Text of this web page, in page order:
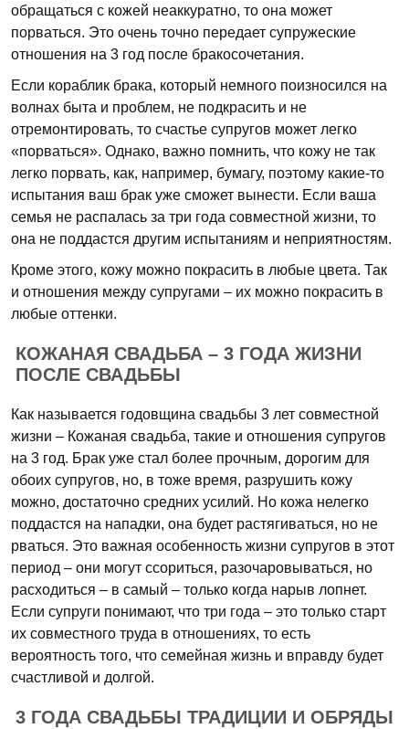
обращаться с кожей неаккуратно, то она может
порваться. Это очень точно передает супружеские
отношения на 3 год после бракосочетания.
Если кораблик брака, который немного поизносился на
волнах быта и проблем, не подкрасить и не
отремонтировать, то счастье супругов может легко
«порваться». Однако, важно помнить, что кожу не так
легко порвать, как, например, бумагу, поэтому какие-то
испытания ваш брак уже сможет вынести. Если ваша
семья не распалась за три года совместной жизни, то
она не поддастся другим испытаниям и неприятностям.
Кроме этого, кожу можно покрасить в любые цвета. Так
и отношения между супругами – их можно покрасить в
любые оттенки.
КОЖАНАЯ СВАДЬБА – 3 ГОДА ЖИЗНИ
ПОСЛЕ СВАДЬБЫ
Как называется годовщина свадьбы 3 лет совместной
жизни – Кожаная свадьба, такие и отношения супругов
на 3 год. Брак уже стал более прочным, дорогим для
обоих супругов, но, в тоже время, разрушить кожу
можно, достаточно средних усилий. Но кожа нелегко
поддастся на нападки, она будет растягиваться, но не
рваться. Это важная особенность жизни супругов в этот
период – они могут ссориться, разочаровываться, но
расходиться – в самый – только когда нарыв лопнет.
Если супруги понимают, что три года – это только старт
их совместного труда в отношениях, то есть
вероятность того, что семейная жизнь и вправду будет
счастливой и долгой.
3 ГОДА СВАДЬБЫ ТРАДИЦИИ И ОБРЯДЫ